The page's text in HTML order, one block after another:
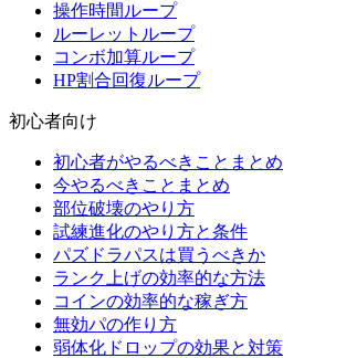
操作時間ループ
ルーレットループ
コンボ加算ループ
HP割合回復ループ
初心者向け
初心者がやるべきことまとめ
今やるべきことまとめ
部位破壊のやり方
試練進化のやり方と条件
パズドラパスは買うべきか
ランク上げの効率的な方法
コインの効率的な稼ぎ方
無効パの作り方
弱体化ドロップの効果と対策